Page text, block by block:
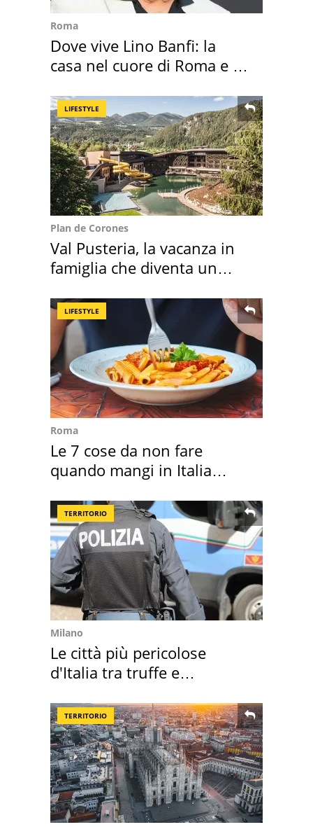
Roma
Dove vive Lino Banfi: la
casa nel cuore di Roma e i
LIFESTYLE
Plan de Corones
Val Pusteria, la vacanza in
famiglia che diventa un
LIFESTYLE
Roma
Le 7 cose da non fare
quando mangi in Italia
TERRITORIO
Milano
Le città più pericolose
d'Italia tra truffe e
TERRITORIO